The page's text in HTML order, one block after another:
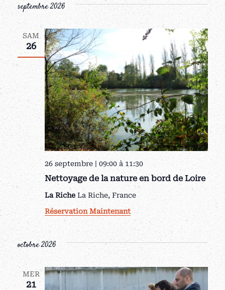
septembre 2026
SAM
26
Nettoyage de la nature en bord de Loire
26 septembre | 09:00à 11:30
La Riche La Riche, France
Réservation Maintenant
octobre 2026
MER
21